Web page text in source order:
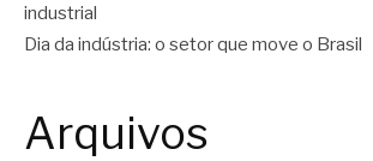
industrial
Dia da indústria: o setor que move o Brasil
Arquivos